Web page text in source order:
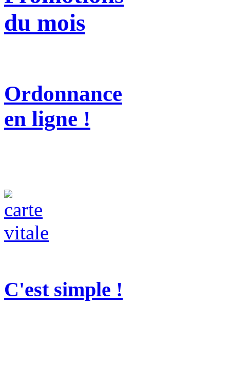
du mois
Ordonnance
en ligne !
C'est simple !